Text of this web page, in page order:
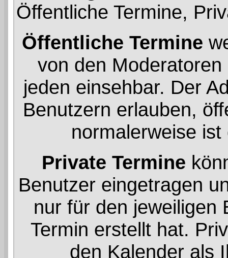
Öffentliche Termine,
Öffentliche Termine
von den
jeden einsehbar. Der
Benutzern erlauben,
normalerweise
Private Termine
Benutzer eingetragen
nur für den jeweiligen
Termin erstellt hat.
den Kalender als